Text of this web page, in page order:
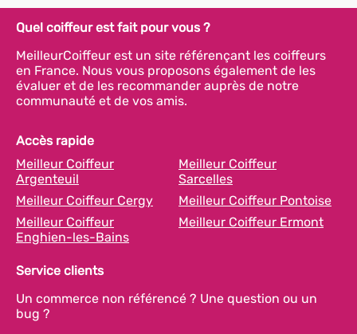
Quel coiffeur est fait pour vous ?
MeilleurCoiffeur est un site référençant les coiffeurs
en France. Nous vous proposons également de les
évaluer et de les recommander auprès de notre
communauté et de vos amis.
Accès rapide
Meilleur Coiffeur
Argenteuil
Meilleur Coiffeur
Sarcelles
Meilleur Coiffeur Cergy
Meilleur Coiffeur Pontoise
Meilleur Coiffeur
Enghien-les-Bains
Meilleur Coiffeur Ermont
Service clients
Un commerce non référencé ? Une question ou un
bug ?